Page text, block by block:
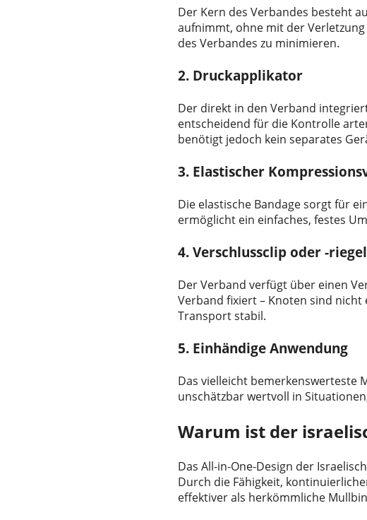
Der Kern des Verbandes besteht
aufnimmt, ohne mit der
des Verbandes zu minimieren.
2. Druckapplikator
Der direkt in den Verband
entscheidend für die Kontrolle
benötigt jedoch kein separates
3. Elastischer
Die elastische Bandage sorgt für
ermöglicht ein einfaches, festes
4. Verschlussclip oder -riegel
Der Verband verfügt über einen
Verband fixiert – Knoten sind
Transport stabil.
5. Einhändige Anwendung
Das vielleicht bemerkenswerteste
unschätzbar wertvoll in
Warum ist der
Das All-in-One-Design der
Durch die Fähigkeit,
effektiver als herkömmliche